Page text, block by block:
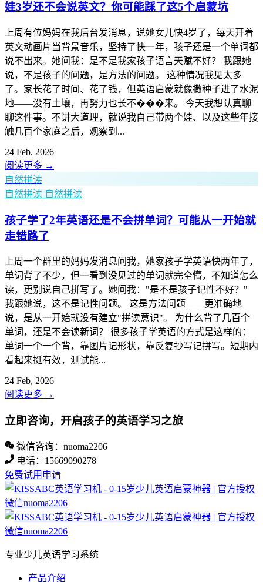
娃3岁还不会说英文？你可能踩了这5个启蒙坑
上周有位妈妈在我后台发消息，说她女儿快4岁了，每天开着
英文动画片当背景音乐，坚持了快一年，孩子还是一个单词都
说不出来。她问我：是不是我家孩子语言天赋不好？ 我跟她
说，不是孩子的问题，是方法的问题。 这种情况我见太多
了。家长花了时间、花了钱，但英语启蒙就像撒种子进了水泥
地——没有土壤，再努力也长不���来。 今天我想认真聊
聊这件事。不讲大道理，就说我自己带两个娃、以及这些年接
触几百个家庭之后，观察到...
24 Feb, 2026
阅读更多 →
自然拼读
自然拼读 自然拼读
孩子学了2年英语还是不会拼单词？可能从一开始就
走错路了
上周一个群里的妈妈发消息问我，她家孩子学英语快两年了，
单词背了不少，但一看到没见过的单词就完全懵，不知道怎么
读，更别说自己拼写了。她问我："是不是孩子记性不好？"
我跟她说，这不是记性问题。 这是方法问题——更准确地
说，是从一开始就没有建立"拼读意识"。 为什么背了几百个
单词，还是不会读新词？ 很多孩子学英语的方式是这样的：
单词一个一个背，靠图片记形状，靠反复抄写记拼写。短期内
看起来挺有效，测试能...
24 Feb, 2026
阅读更多 →
立即咨询，开启孩子的英语学习之旅
微信咨询：nuoma2206
电话：15669090278
免费试用申请
专业少儿英语学习系统
产品介绍